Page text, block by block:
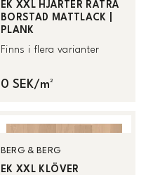
EK XXL HJÄRTER RÅTRÄ
BORSTAD MATTLACK |
PLANK
Finns i flera varianter
0 SEK/m²
BERG & BERG
EK XXL KLÖVER